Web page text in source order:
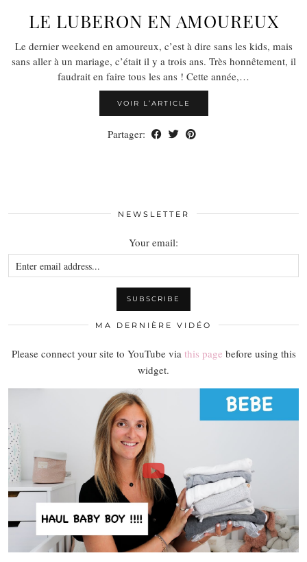
LE LUBERON EN AMOUREUX
Le dernier weekend en amoureux, c’est à dire sans les kids, mais
sans aller à un mariage, c’était il y a trois ans. Très honnêtement, il
faudrait en faire tous les ans ! Cette année,…
VOIR L’ARTICLE
Partager:
NEWSLETTER
Your email:
MA DERNIÈRE VIDÉO
Please connect your site to YouTube via this page before using this
widget.